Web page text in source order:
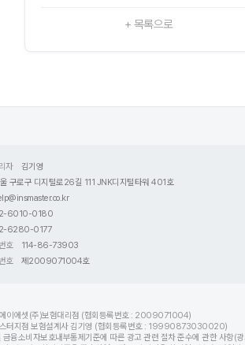
+ 목록으로
자
김기영
구로구 디지털로26길 111 JNK디지털타워 401호
6010-0180
6280-0177
호
114-86-73903
호
제2009071004호
이에셋(주)보험대리점 (협회등록번호 : 2009071004)
터지점 보험설계사 김기영 (협회등록번호 : 19990873030020)
금융소비자보호내부통제기준에 따른 광고 관련 절차 준수에 관한 사항(